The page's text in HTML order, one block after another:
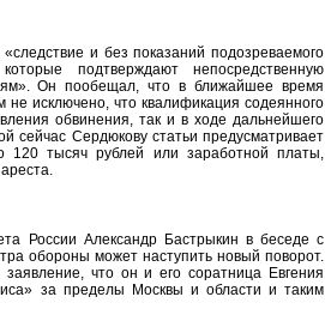
и без показаний подозреваемого
подтверждают непосредственную
Он пообещал, что в ближайшее время
исключено, что квалификация содеянного
обвинения, так и в ходе дальнейшего
сейчас Сердюкову статьи предусматривает
120 тысяч рублей или заработной платы,
России Александр Бастрыкин в беседе с
обороны может наступить новый поворот.
что он и его соратница Евгения
за пределы Москвы и области и таким